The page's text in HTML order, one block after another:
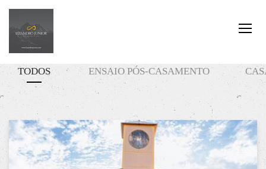
TODOS ENSAIO PÓS-CASAMENTO